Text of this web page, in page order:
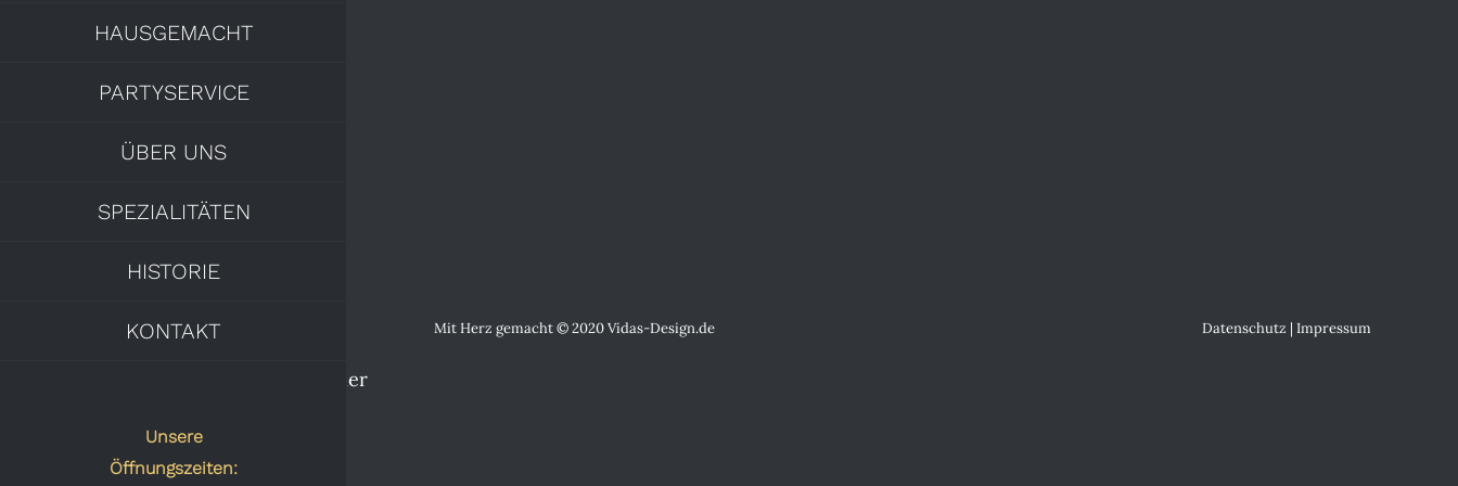
HAUSGEMACHT
PARTYSERVICE
ÜBER UNS
SPEZIALITÄTEN
HISTORIE
KONTAKT
Unsere
Öffnungszeiten:
Mit Herz gemacht © 2020Vidas-Design.de Datenschutz | Impressum
Cookie Consent mit Real Cookie Banner